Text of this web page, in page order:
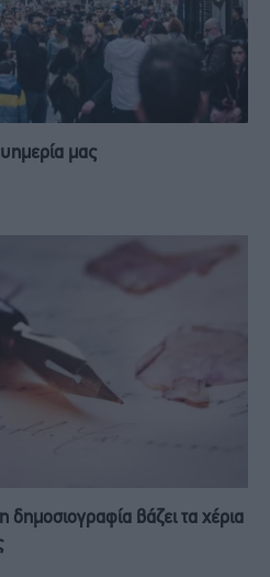
μας
δημοσιογραφία βάζει τα χέρια